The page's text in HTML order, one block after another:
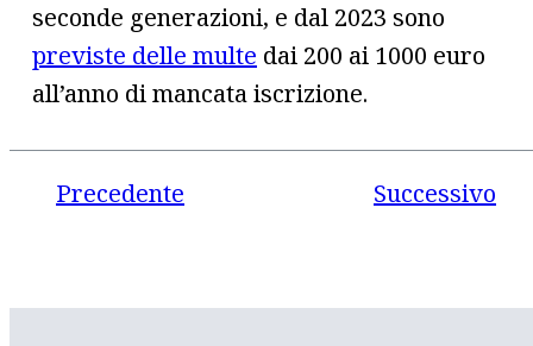
seconde generazioni, e dal 2023 sono
previste delle multe dai 200 ai 1000 euro
all’anno di mancata iscrizione.
Precedente Successivo